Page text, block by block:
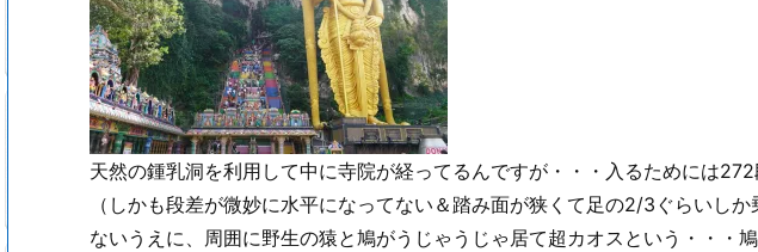
天然の鍾乳洞を利用して中に寺院が経ってるんですが・・・入るためには
（しかも段差が微妙に水平になってない＆踏み面が狭くて足の2/3ぐらいし
ないうえに、周囲に野生の猿と鳩がうじゃうじゃ居て超カオスという・・・